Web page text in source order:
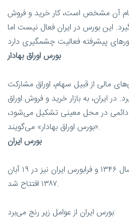
نام آن مشخص است، کار خرید و فروش
این بورس در ایران فعال نیست اما
بورس اوراق بهادار
مالی از قبیل سهام، اوراق مشارکت
در ایران، به بازار خرید و فروش اوراق
دائمی در محل معینی تشکیل می‌شود،
«بورس اوراق بهادار» می‌گویند.
بورس ایران
بورس اوراق بهادار تهران در سال ۱۳۴۶ و فرابورس ایران نیز در ۱۹ آبان
۱۳۸۷ افتتاح شد.
بورس ایران از عوامل زیر رنج می‌برد: